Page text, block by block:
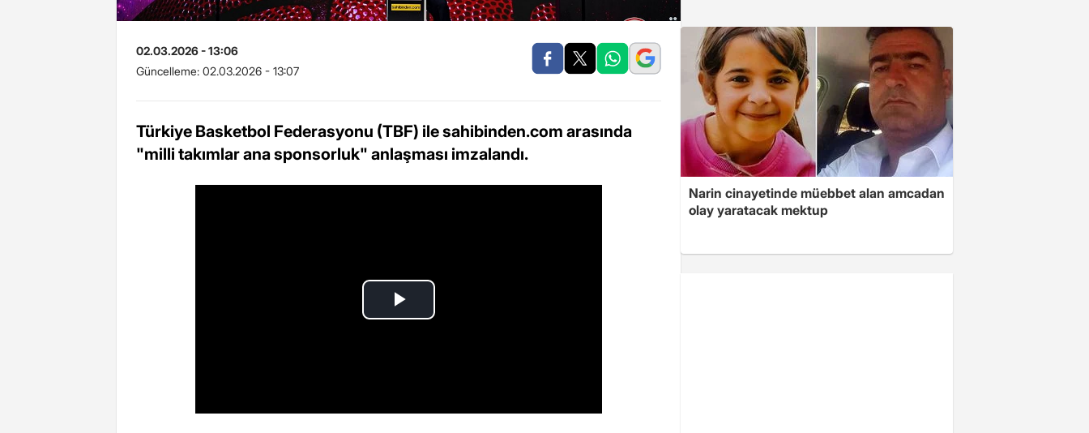
02.03.2026 - 13:06
Güncelleme: 02.03.2026 - 13:07
Türkiye Basketbol Federasyonu (TBF) ile sahibinden.com arasında
"milli takımlar ana sponsorluk" anlaşması imzalandı.
Narin cinayetinde müebbet alan amcadan
olay yaratacak mektup